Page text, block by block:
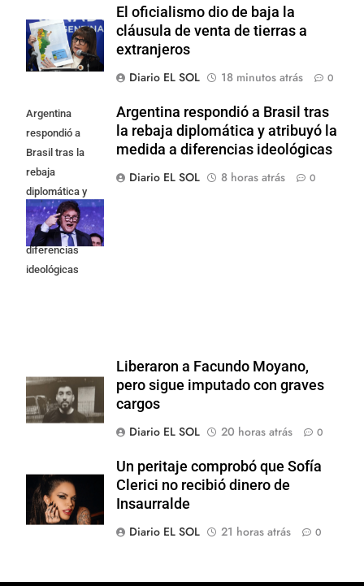
El oficialismo dio de baja la
cláusula de venta de tierras a
extranjeros
Diario EL SOL
18 minutos atrás 0
Argentina
respondió a
Brasil tras la
rebaja
diplomática y
atribuyó la
medida a
diferencias
ideológicas
Argentina respondió a Brasil tras
la rebaja diplomática y atribuyó la
medida a diferencias ideológicas
Diario EL SOL
8 horas atrás 0
Liberaron a Facundo Moyano,
pero sigue imputado con graves
cargos
Diario EL SOL
20 horas atrás 0
Un peritaje comprobó que Sofía
Clerici no recibió dinero de
Insaurralde
Diario EL SOL
21 horas atrás 0